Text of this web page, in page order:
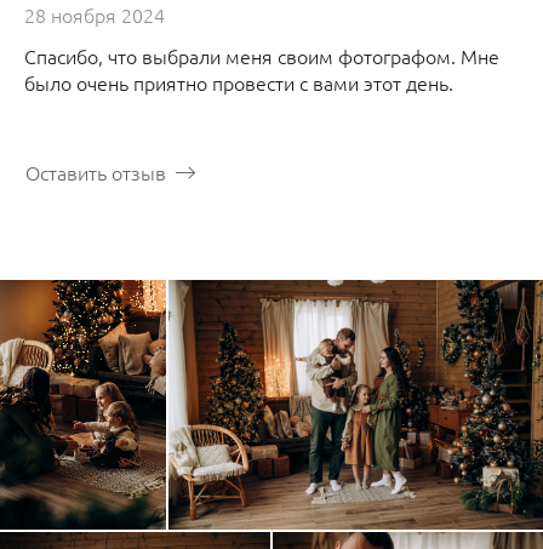
28 ноября 2024
Спасибо, что выбрали меня своим фотографом. Мне
было очень приятно провести с вами этот день.
Оставить отзыв